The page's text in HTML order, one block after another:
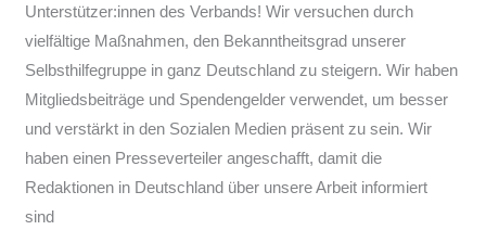
Unterstützer:innen des Verbands! Wir versuchen durch
vielfältige Maßnahmen, den Bekanntheitsgrad unserer
Selbsthilfegruppe in ganz Deutschland zu steigern. Wir haben
Mitgliedsbeiträge und Spendengelder verwendet, um besser
und verstärkt in den Sozialen Medien präsent zu sein. Wir
haben einen Presseverteiler angeschafft, damit die
Redaktionen in Deutschland über unsere Arbeit informiert
sind
Burnout
Café